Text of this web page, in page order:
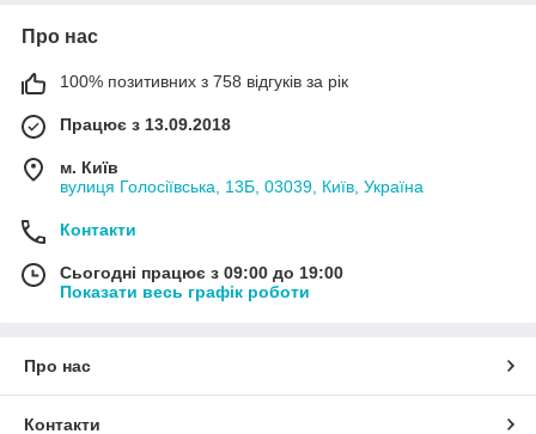
Про нас
100% позитивних з 758 відгуків за рік
Працює з 13.09.2018
м. Київ
вулиця Голосіївська, 13Б, 03039, Київ, Україна
Контакти
Сьогодні працює з 09:00 до 19:00
Показати весь графік роботи
Про нас
Контакти